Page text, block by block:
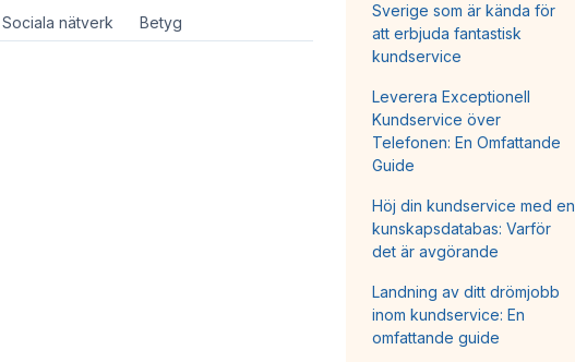
Sociala nätverk Betyg
Sverige som är kända för
att erbjuda fantastisk
kundservice
Leverera Exceptionell
Kundservice över
Telefonen: En Omfattande
Guide
Höj din kundservice med en
kunskapsdatabas: Varför
det är avgörande
Landning av ditt drömjobb
inom kundservice: En
omfattande guide